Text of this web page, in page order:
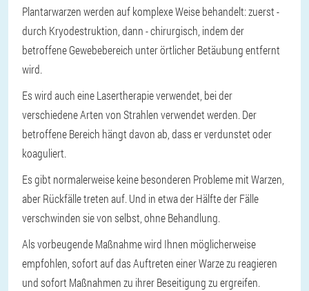
Plantarwarzen werden auf komplexe Weise behandelt: zuerst -
durch Kryodestruktion, dann - chirurgisch, indem der
betroffene Gewebebereich unter örtlicher Betäubung entfernt
wird.
Es wird auch eine Lasertherapie verwendet, bei der
verschiedene Arten von Strahlen verwendet werden. Der
betroffene Bereich hängt davon ab, dass er verdunstet oder
koaguliert.
Es gibt normalerweise keine besonderen Probleme mit Warzen,
aber Rückfälle treten auf. Und in etwa der Hälfte der Fälle
verschwinden sie von selbst, ohne Behandlung.
Als vorbeugende Maßnahme wird Ihnen möglicherweise
empfohlen, sofort auf das Auftreten einer Warze zu reagieren
und sofort Maßnahmen zu ihrer Beseitigung zu ergreifen.